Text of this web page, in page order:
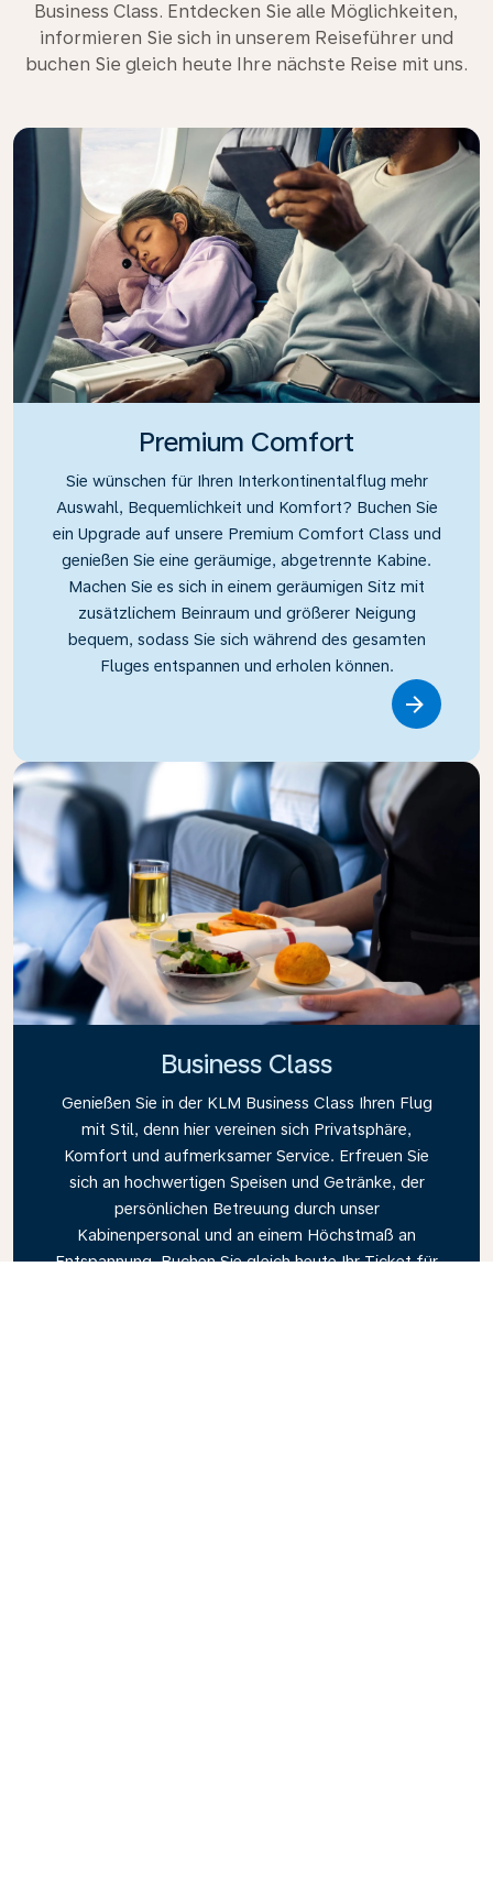
Business Class. Entdecken Sie alle Möglichkeiten,
informieren Sie sich in unserem Reiseführer und
buchen Sie gleich heute Ihre nächste Reise mit uns.
Premium Comfort
Sie wünschen für Ihren Interkontinentalflug mehr
Auswahl, Bequemlichkeit und Komfort? Buchen Sie
ein Upgrade auf unsere Premium Comfort Class und
genießen Sie eine geräumige, abgetrennte Kabine.
Machen Sie es sich in einem geräumigen Sitz mit
zusätzlichem Beinraum und größerer Neigung
bequem, sodass Sie sich während des gesamten
Fluges entspannen und erholen können.
Business Class
Genießen Sie in der KLM Business Class Ihren Flug
mit Stil, denn hier vereinen sich Privatsphäre,
Komfort und aufmerksamer Service. Erfreuen Sie
sich an hochwertigen Speisen und Getränke, der
persönlichen Betreuung durch unser
Kabinenpersonal und an einem Höchstmaß an
Entspannung. Buchen Sie gleich heute Ihr Ticket für